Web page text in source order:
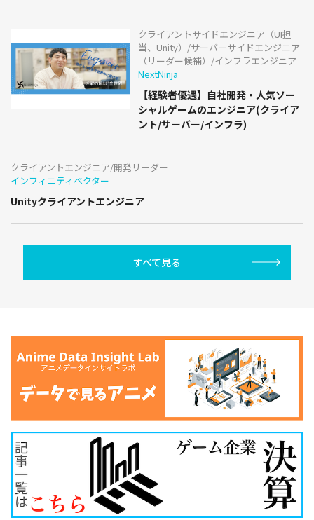
クライアントサイドエンジニア（UI担
当、Unity）/サーバーサイドエンジニア
（リーダー候補）/インフラエンジニア
NextNinja
【経験者優遇】自社開発・人気ソー
シャルゲームのエンジニア(クライア
ント/サーバー/インフラ)
クライアントエンジニア/開発リーダー
インフィニティベクター
Unityクライアントエンジニア
すべて見る